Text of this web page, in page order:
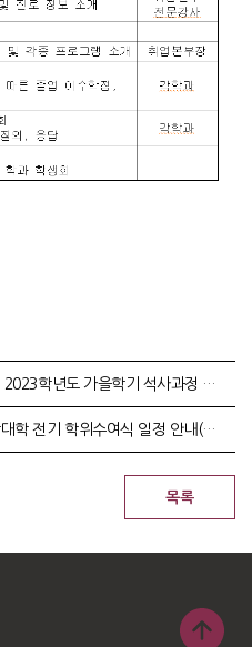
가을학기 석사과정 온라인 입학설명회 홍보 안내
학위수여식 일정 안내(2023. 2. 16. 14:00)